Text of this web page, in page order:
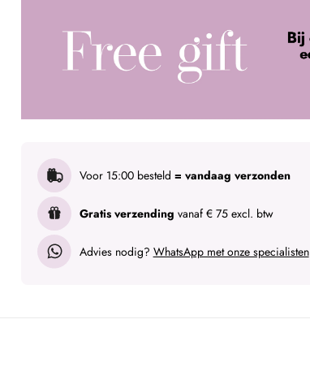
Voor 15:00 besteld = vandaag verzonden
Gratis verzending vanaf € 75 excl. btw
Advies nodig? WhatsApp met onze specialisten